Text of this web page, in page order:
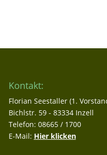
Kontakt:
Florian Seestaller (1.
Bichlstr. 59 - 83334 Inzell
Telefon: 08665 / 1700
E-Mail: Hier klicken